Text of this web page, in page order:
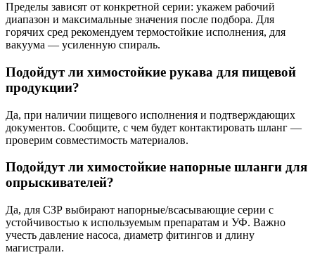
Пределы зависят от конкретной серии: укажем рабочий
диапазон и максимальные значения после подбора. Для
горячих сред рекомендуем термостойкие исполнения, для
вакуума — усиленную спираль.
Подойдут ли химостойкие рукава для пищевой
продукции?
Да, при наличии пищевого исполнения и подтверждающих
документов. Сообщите, с чем будет контактировать шланг —
проверим совместимость материалов.
Подойдут ли химостойкие напорные шланги для
опрыскивателей?
Да, для СЗР выбирают напорные/всасывающие серии с
устойчивостью к используемым препаратам и УФ. Важно
учесть давление насоса, диаметр фитингов и длину
магистрали.